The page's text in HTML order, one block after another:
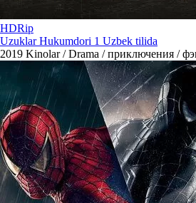
HDRip
Uzuklar Hukumdori 1 Uzbek tilida
2019 Kinolar / Drama / приключения /